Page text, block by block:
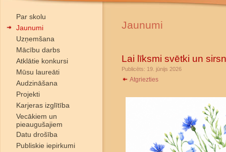
Par skolu
Jaunumi
Uzņemšana
Mācību darbs
Atklātie konkursi
Mūsu laureāti
Audzināšana
Projekti
Karjeras izglītība
Vecākiem un
pieaugušajiem
Datu drošība
Publiskie iepirkumi
Jaunumi
Lai līksmi svētki un
Publicēts: 19. jūnijs 2026
Atgriezties